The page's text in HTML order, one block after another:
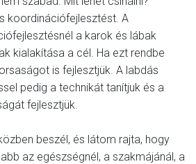
koordinációfejlesztést. A
a karok és lábak
kialakítása a cél. Ha ezt rendbe
is fejlesztjük. A labdás
pedig a technikát tanítjuk és a
fejlesztjük.
beszél, és látom rajta, hogy
az egészségnél, a szakmájánál, a